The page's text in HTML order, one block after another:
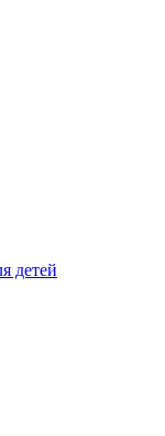
детей